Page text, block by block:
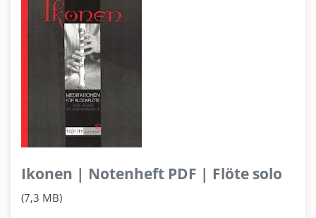
Ikonen | Notenheft PDF | Flöte solo
(7,3 MB)